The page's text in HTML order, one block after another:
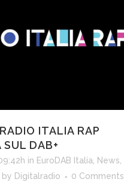
RADIO ITALIA RAP
SUL DAB+
in EuroDAB Italia News
by Digitalradio
0 Comments